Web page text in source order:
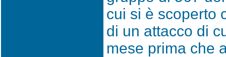
cui si è scoperto
di un attacco di
mese prima che